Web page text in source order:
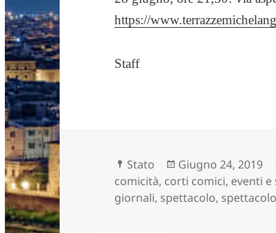
https://
Staff
Formato
Stato
Scritto
il
Giugno 24, 2019
comicità, corti comici, eventi
giornali, spettacolo,